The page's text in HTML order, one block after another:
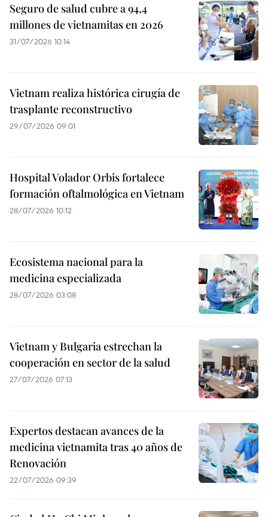
Seguro de salud cubre a 94,4
millones de vietnamitas en 2026
31/07/2026 10:14
Vietnam realiza histórica cirugía de
trasplante reconstructivo
29/07/2026 09:01
Hospital Volador Orbis fortalece
formación oftalmológica en Vietnam
28/07/2026 10:12
Ecosistema nacional para la
medicina especializada
28/07/2026 03:08
Vietnam y Bulgaria estrechan la
cooperación en sector de la salud
27/07/2026 07:13
Expertos destacan avances de la
medicina vietnamita tras 40 años de
Renovación
22/07/2026 09:39